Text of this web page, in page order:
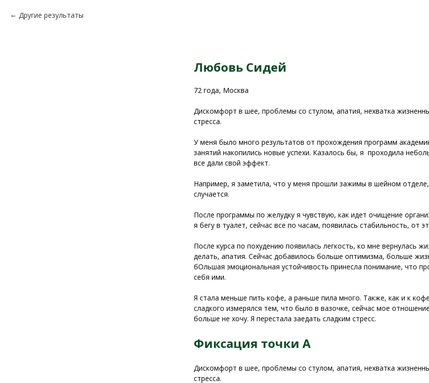
Другие результаты
Любовь Сидей
72 года, Москва
Дискомфорт в шее, проблемы со стулом, апатия, нехватка
стресса.
У меня было много результатов от прохождения программ
занятий накопились новые успехи. Казалось бы, я проходила
все дали свой эффект.
Например, я заметила, что у меня прошли зажимы в шейном
случается.
После программы по желудку я чувствую, как идет очищение
я бегу в туалет, сейчас все по часам, появилась стабильность, от
После курса по похудению появилась легкость, ко мне вернулась
делать, апатия. Сейчас добавилось больше оптимизма, больше
бОльшая эмоциональная устойчивость принесла понимание, что
себя ими.
Я стала меньше пить кофе, а раньше пила много. Также, как и к
сладкого измерялся тем, что было в вазочке, сейчас мое
больше не хочу. Я перестала заедать сладким стресс.
Фиксация точки А
Дискомфорт в шее, проблемы со стулом, апатия, нехватка
стресса.